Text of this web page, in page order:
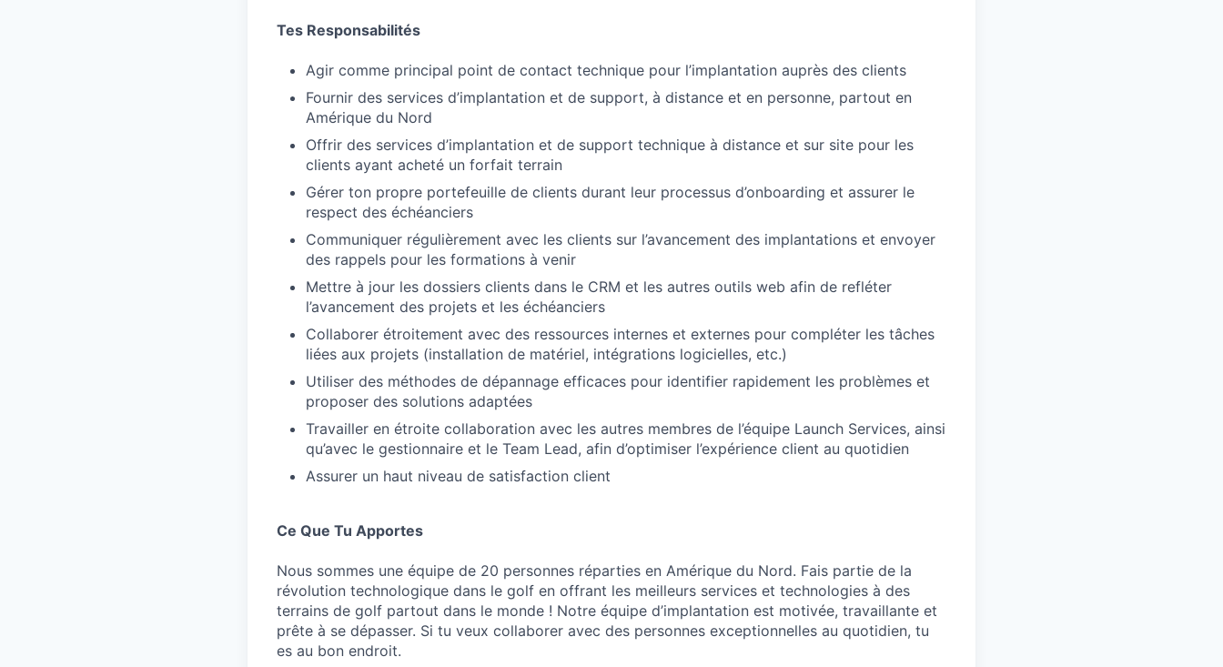
Tes Responsabilités
Agir comme principal point de contact technique pour l’implantation auprès des clients
Fournir des services d’implantation et de support, à distance et en personne, partout en
Amérique du Nord
Offrir des services d’implantation et de support technique à distance et sur site pour les
clients ayant acheté un forfait terrain
Gérer ton propre portefeuille de clients durant leur processus d’onboarding et assurer le
respect des échéanciers
Communiquer régulièrement avec les clients sur l’avancement des implantations et envoyer
des rappels pour les formations à venir
Mettre à jour les dossiers clients dans le CRM et les autres outils web afin de refléter
l’avancement des projets et les échéanciers
Collaborer étroitement avec des ressources internes et externes pour compléter les tâches
liées aux projets (installation de matériel, intégrations logicielles, etc.)
Utiliser des méthodes de dépannage efficaces pour identifier rapidement les problèmes et
proposer des solutions adaptées
Travailler en étroite collaboration avec les autres membres de l’équipe Launch Services, ainsi
qu’avec le gestionnaire et le Team Lead, afin d’optimiser l’expérience client au quotidien
Assurer un haut niveau de satisfaction client
Ce Que Tu Apportes
Nous sommes une équipe de 20 personnes réparties en Amérique du Nord. Fais partie de la
révolution technologique dans le golf en offrant les meilleurs services et technologies à des
terrains de golf partout dans le monde ! Notre équipe d’implantation est motivée, travaillante et
prête à se dépasser. Si tu veux collaborer avec des personnes exceptionnelles au quotidien, tu
es au bon endroit.